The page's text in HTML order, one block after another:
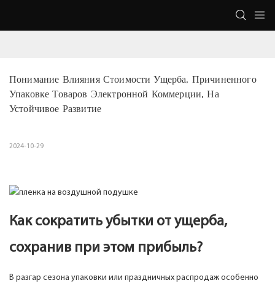
Понимание Влияния Стоимости Ущерба, Причиненного
Упаковке Товаров Электронной Коммерции, На
Устойчивое Развитие
2024-10-29
Как сократить убытки от ущерба,
сохранив при этом прибыль?
В разгар сезона упаковки или праздничных распродаж особенно